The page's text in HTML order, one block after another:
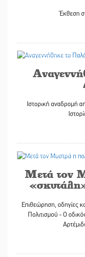
Έκθεση
Ιστορική αναδρομή
Μετά τον
Επιθεώρηση, οδηγίες
Πολιτισμού - Ο